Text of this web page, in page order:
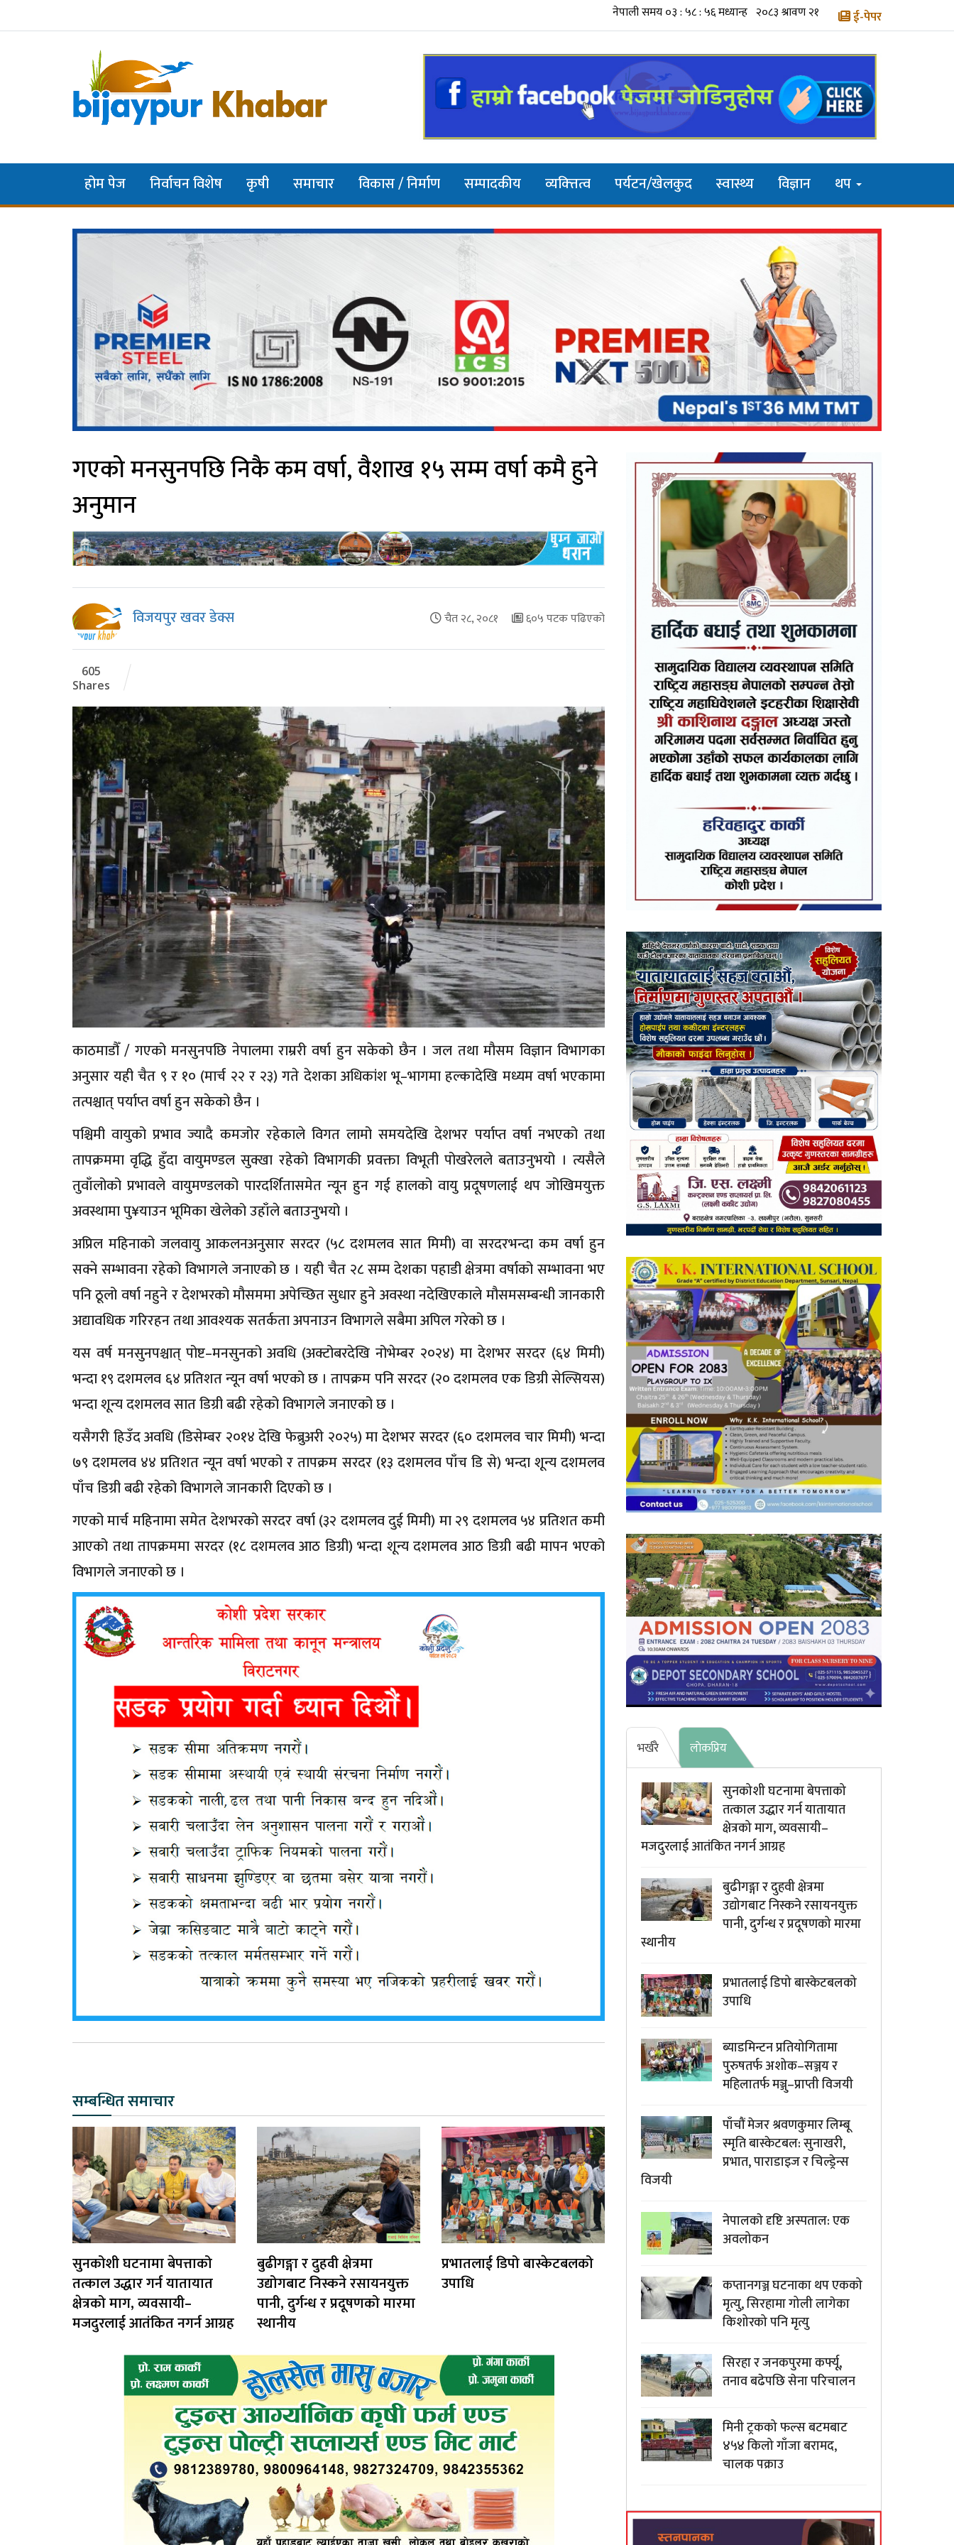
ई-पेपर
होम पेज निर्वाचन विशेष कृषी समाचार विकास / निर्माण सम्पादकीय व्यक्त्तित्व पर्यटन/खेलकुद स्वास्थ्य विज्ञान थप
गएको मनसुनपछि निकै कम वर्षा, वैशाख १५ सम्म वर्षा कमै हुने
अनुमान
विजयपुर खवर डेक्स चैत २८, २०८१ ६०५ पटक पढिएको
605
Shares
काठमाडौँ / गएको मनसुनपछि नेपालमा राम्ररी वर्षा हुन सकेको छैन । जल तथा मौसम विज्ञान विभागका
अनुसार यही चैत ९ र १० (मार्च २२ र २३) गते देशका अधिकांश भू–भागमा हल्कादेखि मध्यम वर्षा भएकामा
तत्पश्चात् पर्याप्त वर्षा हुन सकेको छैन ।
पश्चिमी वायुको प्रभाव ज्यादै कमजोर रहेकाले विगत लामो समयदेखि देशभर पर्याप्त वर्षा नभएको तथा
तापक्रममा वृद्धि हुँदा वायुमण्डल सुक्खा रहेको विभागकी प्रवक्ता विभूती पोखरेलले बताउनुभयो । त्यसैले
तुवाँलोको प्रभावले वायुमण्डलको पारदर्शितासमेत न्यून हुन गई हालको वायु प्रदूषणलाई थप जोखिमयुक्त
अवस्थामा पु¥याउन भूमिका खेलेको उहाँले बताउनुभयो ।
अप्रिल महिनाको जलवायु आकलनअनुसार सरदर (५८ दशमलव सात मिमी) वा सरदरभन्दा कम वर्षा हुन
सक्ने सम्भावना रहेको विभागले जनाएको छ । यही चैत २८ सम्म देशका पहाडी क्षेत्रमा वर्षाको सम्भावना भए
पनि ठूलो वर्षा नहुने र देशभरको मौसममा अपेच्छित सुधार हुने अवस्था नदेखिएकाले मौसमसम्बन्धी जानकारी
अद्यावधिक गरिरहन तथा आवश्यक सतर्कता अपनाउन विभागले सबैमा अपिल गरेको छ ।
यस वर्ष मनसुनपश्चात् पोष्ट–मनसुनको अवधि (अक्टोबरदेखि नोभेम्बर २०२४) मा देशभर सरदर (६४ मिमी)
भन्दा १९ दशमलव ६४ प्रतिशत न्यून वर्षा भएको छ । तापक्रम पनि सरदर (२० दशमलव एक डिग्री सेल्सियस)
भन्दा शून्य दशमलव सात डिग्री बढी रहेको विभागले जनाएको छ ।
यसैगरी हिउँद अवधि (डिसेम्बर २०१४ देखि फेब्रुअरी २०२५) मा देशभर सरदर (६० दशमलव चार मिमी) भन्दा
७९ दशमलव ४४ प्रतिशत न्यून वर्षा भएको र तापक्रम सरदर (१३ दशमलव पाँच डि से) भन्दा शून्य दशमलव
पाँच डिग्री बढी रहेको विभागले जानकारी दिएको छ ।
गएको मार्च महिनामा समेत देशभरको सरदर वर्षा (३२ दशमलव दुई मिमी) मा २९ दशमलव ५४ प्रतिशत कमी
आएको तथा तापक्रममा सरदर (१८ दशमलव आठ डिग्री) भन्दा शून्य दशमलव आठ डिग्री बढी मापन भएको
विभागले जनाएको छ ।
सम्बन्धित समाचार
सुनकोशी घटनामा बेपत्ताको
तत्काल उद्धार गर्न यातायात
क्षेत्रको माग, व्यवसायी–
मजदुरलाई आतंकित नगर्न आग्रह
बुढीगङ्गा र दुहवी क्षेत्रमा
उद्योगबाट निस्कने रसायनयुक्त
पानी, दुर्गन्ध र प्रदूषणको मारमा
स्थानीय
प्रभातलाई डिपो बास्केटबलको
उपाधि
भर्खरै लाेकप्रिय
सुनकोशी घटनामा बेपत्ताको
तत्काल उद्धार गर्न यातायात
क्षेत्रको माग, व्यवसायी–
मजदुरलाई आतंकित नगर्न आग्रह
बुढीगङ्गा र दुहवी क्षेत्रमा
उद्योगबाट निस्कने रसायनयुक्त
पानी, दुर्गन्ध र प्रदूषणको मारमा
स्थानीय
प्रभातलाई डिपो बास्केटबलको
उपाधि
ब्याडमिन्टन प्रतियोगितामा
पुरुषतर्फ अशोक–सञ्जय र
महिलातर्फ मञ्जु–प्राप्ती विजयी
पाँचौं मेजर श्रवणकुमार लिम्बू
स्मृति बास्केटबल: सुनाखरी,
प्रभात, पाराडाइज र चिल्ड्रेन्स
विजयी
नेपालकाे दृष्टि अस्पताल: एक
अवलोकन
कप्तानगञ्ज घटनाका थप एकको
मृत्यु, सिरहामा गोली लागेका
किशोरको पनि मृत्यु
सिरहा र जनकपुरमा कर्फ्यू,
तनाव बढेपछि सेना परिचालन
मिनी ट्रकको फल्स बटमबाट
४५४ किलो गाँजा बरामद,
चालक पक्राउ